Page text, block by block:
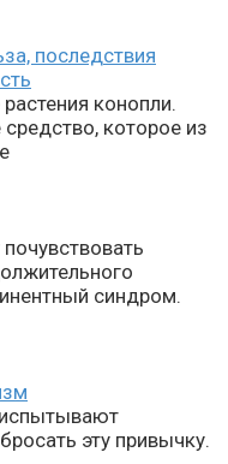
последствия
конопли.
которое из
синдром.
эту привычку.